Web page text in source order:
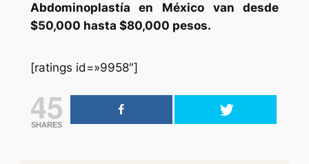
Abdominoplastía en México van desde
$50,000 hasta $80,000 pesos.
[ratings id=»9958″]
45
SHARES